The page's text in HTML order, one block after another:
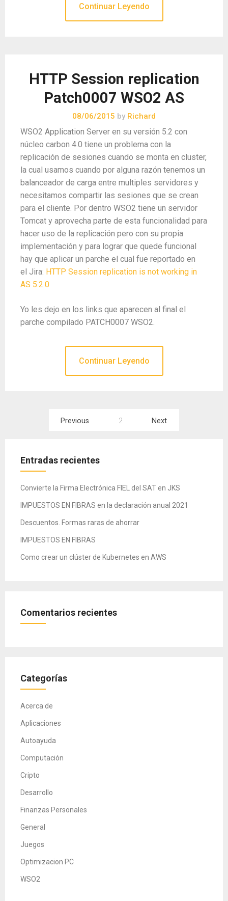
Continuar Leyendo
HTTP Session replication
Patch0007 WSO2 AS
08/06/2015 by Richard
WSO2 Application Server en su versión 5.2 con
núcleo carbon 4.0 tiene un problema con la
replicación de sesiones cuando se monta en cluster,
la cual usamos cuando por alguna razón tenemos un
balanceador de carga entre multiples servidores y
necesitamos compartir las sesiones que se crean
para el cliente. Por dentro WSO2 tiene un servidor
Tomcat y aprovecha parte de esta funcionalidad para
hacer uso de la replicación pero con su propia
implementación y para lograr que quede funcional
hay que aplicar un parche el cual fue reportado en
el Jira: HTTP Session replication is not working in
AS 5.2.0
Yo les dejo en los links que aparecen al final el
parche compilado PATCH0007 WSO2.
Continuar Leyendo
Paginación
entradas
Previous 2 Next
Entradas recientes
Convierte la Firma Electrónica FIEL del SAT en JKS
IMPUESTOS EN FIBRAS en la declaración anual 2021
Descuentos. Formas raras de ahorrar
IMPUESTOS EN FIBRAS
Como crear un clúster de Kubernetes en AWS
Comentarios recientes
Categorías
Acerca de
Aplicaciones
Autoayuda
Computación
Cripto
Desarrollo
Finanzas Personales
General
Juegos
Optimizacion PC
WSO2